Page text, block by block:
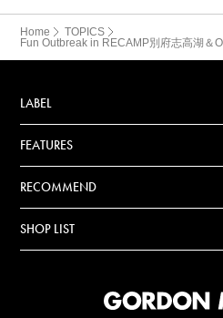
Home
TOPICS
Fun Outbreak in RECAMP別府志高湖＆
LABEL
FEATURES
RECOMMEND
SHOP LIST